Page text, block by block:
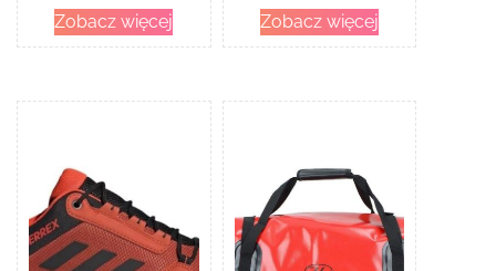
Zobacz więcej Zobacz więcej